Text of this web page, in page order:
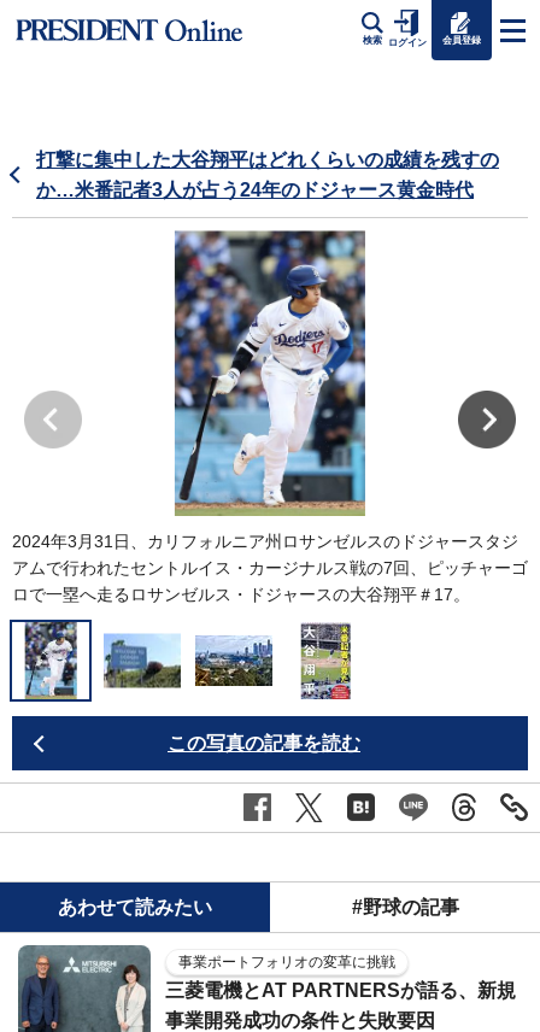
検索 ログイン 会員登録
打撃に集中した大谷翔平はどれくらいの成績を残すの
か…米番記者3人が占う24年のドジャース黄金時代
2024年3月31日、カリフォルニア州ロサンゼルスのドジャースタジ
アムで行われたセントルイス・カージナルス戦の7回、ピッチャーゴ
ロで一塁へ走るロサンゼルス・ドジャースの大谷翔平＃17。
この写真の記事を読む
あわせて読みたい #野球の記事
事業ポートフォリオの変革に挑戦
三菱電機とAT PARTNERSが語る、新規
事業開発成功の条件と失敗要因